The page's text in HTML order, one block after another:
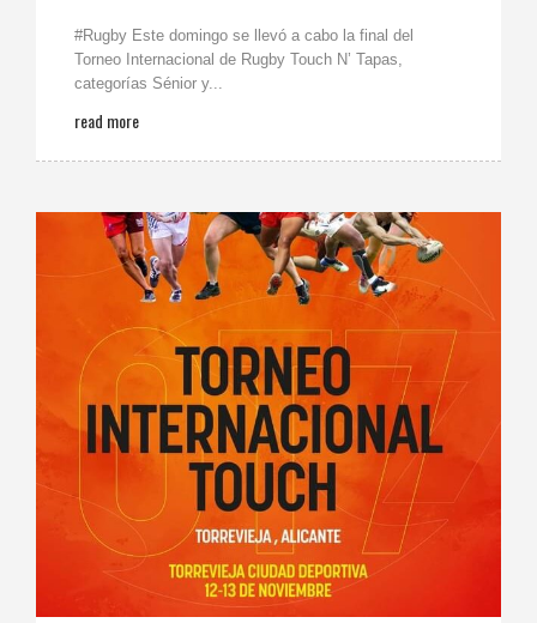
#Rugby Este domingo se llevó a cabo la final del
Torneo Internacional de Rugby Touch N’ Tapas,
categorías Sénior y...
read more